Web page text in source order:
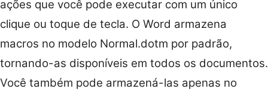
ações que você pode executar com um único
clique ou toque de tecla. O Word armazena
macros no modelo Normal.dotm por padrão,
tornando-as disponíveis em todos os documentos.
Você também pode armazená-las apenas no